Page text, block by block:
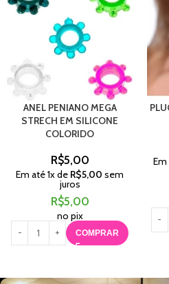
ANEL PENIANO MEGA
STRECH EM SILICONE
COLORIDO
R$5,00
Em até1x de R$5,00 sem
juros
R$5,00
no pix
COMPRAR